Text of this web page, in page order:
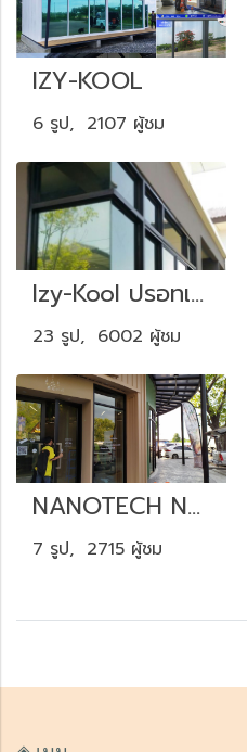
IZY-KOOL
6 รูป, 2107 ผู้ชม
Izy-Kool ปรอทเทา60 (TGR60G)
23 รูป, 6002 ผู้ชม
NANOTECH NCI70
7 รูป, 2715 ผู้ชม